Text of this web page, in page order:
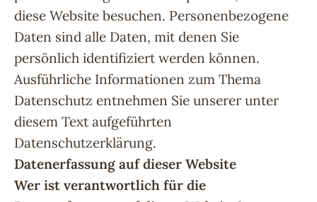
diese Website besuchen. Personenbezogene
Daten sind alle Daten, mit denen Sie
persönlich identifiziert werden können.
Ausführliche Informationen zum Thema
Datenschutz entnehmen Sie unserer unter
diesem Text aufgeführten
Datenschutzerklärung.
Datenerfassung auf dieser Website
Wer ist verantwortlich für die